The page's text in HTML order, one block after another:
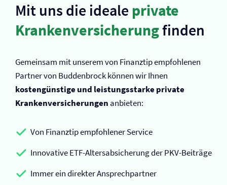
Mit uns die ideale private
Kranken­versicherungfinden
Gemeinsam mit unserem von Finanztip empfohlenen
Partner von Buddenbrock können wir Ihnen
kostengünstige und leistungsstarke private
Kranken­versicherungen anbieten:
Von Finanztip empfohlener Service
Innovative ETF-Altersabsicherung der PKV-Beiträge
Immer ein direkter Ansprechpartner